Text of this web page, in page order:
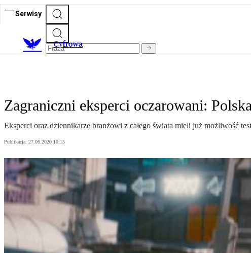
Serwisy
Cyfrowa
Zagraniczni eksperci oczarowani:
Eksperci oraz dziennikarze branżowi z całego świata mieli już możliwość
Publikacja: 27.06.2020 10:15